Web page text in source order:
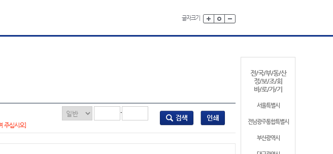
글자크기
전/국/부/동/산
정/보/조/회
바/로/가/기
서울특별시
전남광주통합특별시
부산광역시
-
주십시오]